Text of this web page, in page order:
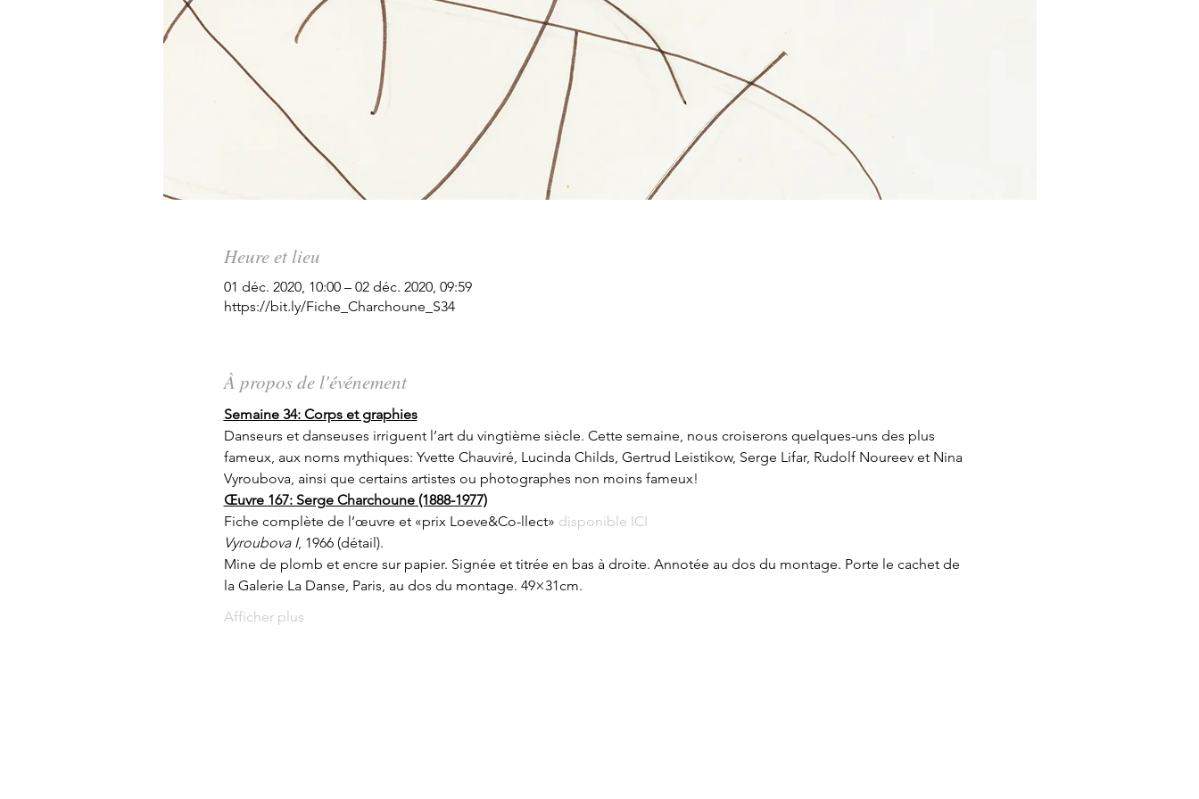
Heure et lieu
01 déc. 2020, 10:00 – 02 déc. 2020, 09:59
https://bit.ly/Fiche_Charchoune_S34
À propos de l'événement
Semaine 34: Corps et graphies
Danseurs et danseuses irriguent l’art du vingtième siècle. Cette semaine, nous croiserons quelques-uns des plus
fameux, aux noms mythiques: Yvette Chauviré, Lucinda Childs, Gertrud Leistikow, Serge Lifar, Rudolf Noureev et Nina
Vyroubova, ainsi que certains artistes ou photographes non moins fameux!
Œuvre 167: Serge Charchoune (1888-1977)
Fiche complète de l’œuvre et «prix Loeve&Co-llect» disponible ICI
Vyroubova I, 1966 (détail).
Mine de plomb et encre sur papier. Signée et titrée en bas à droite. Annotée au dos du montage. Porte le cachet de
la Galerie La Danse, Paris, au dos du montage. 49×31cm.
Afficher plus